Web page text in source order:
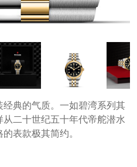
典的气质。一如碧湾系列其
二十世纪五十年代帝舵潜水
表款极其简约。